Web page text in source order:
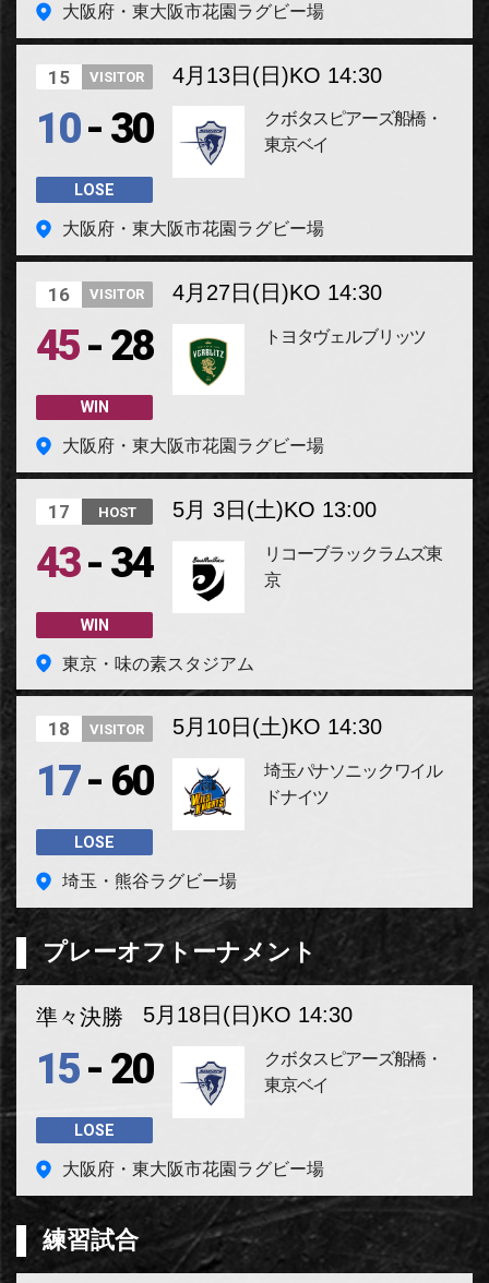
大阪府・東大阪市花園ラグビー場
15 VISITOR 4月13日(日)KO 14:30
10- 30
LOSE
クボタスピアーズ船橋・
東京ベイ
大阪府・東大阪市花園ラグビー場
16 VISITOR 4月27日(日)KO 14:30
45- 28
WIN
トヨタヴェルブリッツ
大阪府・東大阪市花園ラグビー場
17 HOST 5月 3日(土)KO 13:00
43- 34
WIN
リコーブラックラムズ東
京
東京・味の素スタジアム
18 VISITOR 5月10日(土)KO 14:30
17- 60
LOSE
埼玉パナソニックワイル
ドナイツ
埼玉・熊谷ラグビー場
プレーオフトーナメント
準々決勝 5月18日(日)KO 14:30
15- 20
LOSE
クボタスピアーズ船橋・
東京ベイ
大阪府・東大阪市花園ラグビー場
練習試合